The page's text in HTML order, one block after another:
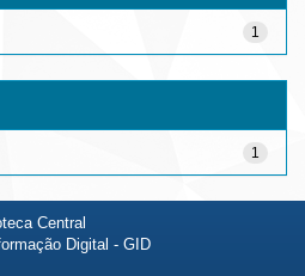
1
1
Central
Digital - GID